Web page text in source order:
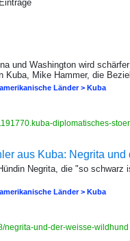
und Washington wird
Kuba, Mike Hammer, die
Länder > Kuba
diplomatisches-
aus Kuba: Negrita und
Negrita, die "so
Länder > Kuba
negrita-und-der-weisse-wildhund